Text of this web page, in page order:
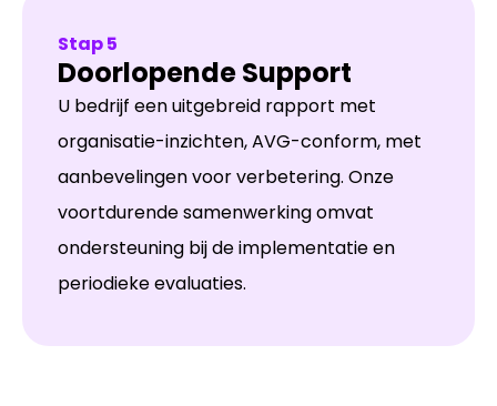
Stap 5
Doorlopende Support
U bedrijf een uitgebreid rapport met
organisatie-inzichten, AVG-conform, met
aanbevelingen voor verbetering. Onze
voortdurende samenwerking omvat
ondersteuning bij de implementatie en
periodieke evaluaties.